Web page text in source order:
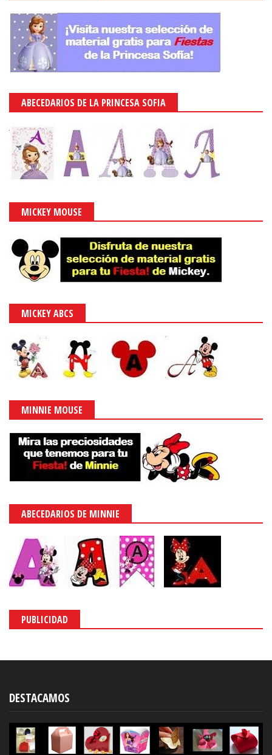
ABECEDARIOS DE LA PRINCESA SOFIA
MICKEY MOUSE
MICKEY ABCS
MINNIE MOUSE
ABECEDARIOS DE MINNIE
PUBLICIDAD
DESTACAMOS